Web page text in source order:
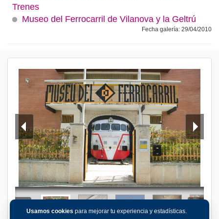
Usamos cookies para mejorar tu experiencia y estadísticas.
Trenes
Museo del Ferrocarril de Vilanova y la Geltrú
Fecha galería: 29/04/2010